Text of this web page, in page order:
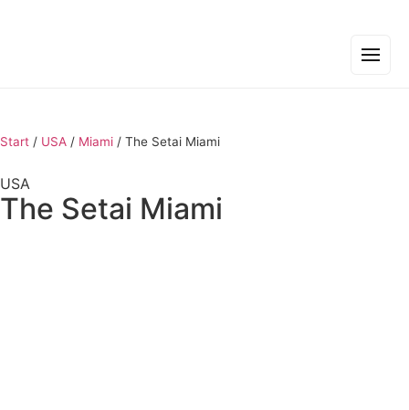
Start / USA / Miami / The Setai Miami
USA
The Setai Miami